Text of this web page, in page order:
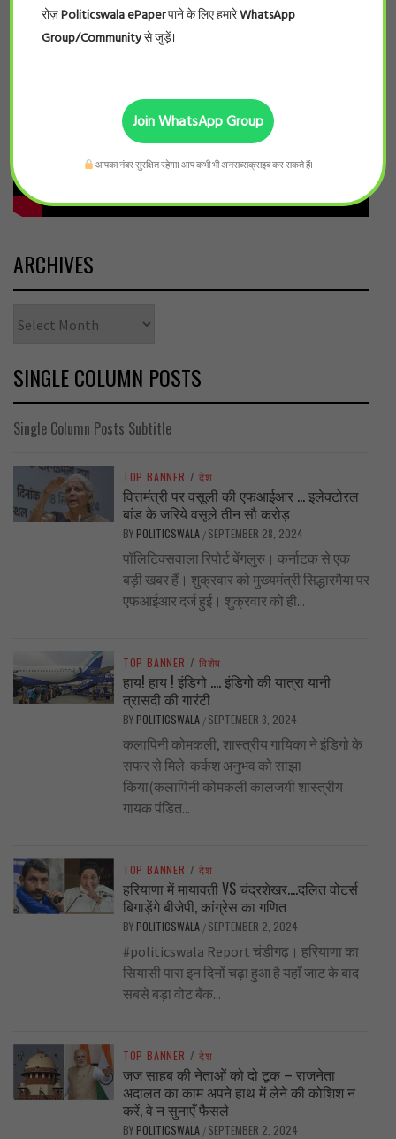
ARCHIVES
SINGLE COLUMN POSTS
Single Column Posts Subtitle
TOP BANNER / देश
वित्तमंत्री पर वसूली की एफआईआर … इलेक्टोरल
बांड के जरिये वसूले तीन सौ करोड़
BY POLITICSWALA / SEPTEMBER 28, 2024
पॉलिटिक्सवाला रिपोर्ट बेंगलुरु। कर्नाटक से एक
बड़ी खबर हैं। शुक्रवार को मुख्यमंत्री सिद्धारमैया पर
एफआईआर दर्ज हुई। शुक्रवार को ही...
TOP BANNER / विशेष
हाय! हाय ! इंडिगो …. इंडिगो की यात्रा यानी
त्रासदी की गारंटी
BY POLITICSWALA / SEPTEMBER 3, 2024
कलापिनी कोमकली, शास्त्रीय गायिका ने इंडिगो के
सफर से मिले कर्कश अनुभव को साझा
किया(कलापिनी कोमकली कालजयी शास्त्रीय
गायक पंडित...
TOP BANNER / देश
हरियाणा में मायावती VS चंद्रशेखर….दलित वोटर्स
बिगाड़ेंगे बीजेपी, कांग्रेस का गणित
BY POLITICSWALA / SEPTEMBER 2, 2024
#politicswala Report चंडीगढ़। हरियाणा का
सियासी पारा इन दिनों चढ़ा हुआ है यहाँ जाट के बाद
सबसे बड़ा वोट बैंक...
TOP BANNER / देश
जज साहब की नेताओं को दो टूक – राजनेता
अदालत का काम अपने हाथ में लेने की कोशिश न
करें, वे न सुनाएँ फैसले
BY POLITICSWALA / SEPTEMBER 2, 2024
रोज़Politicswala ePaperपाने के लिए हमारेWhatsApp
Group/Communityसे जुड़ें।
Join WhatsApp Group
आपका नंबर सुरक्षित रहेगा। आप कभी भी अनसब्सक्राइब कर सकते हैं।